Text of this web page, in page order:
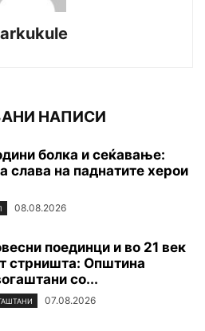
НАПИСИ
болка и сеќавање:
слава на паднатите xepoи
08.08.2026
поединци и во 21 век
стрништа: Општина
со...
07.08.2026